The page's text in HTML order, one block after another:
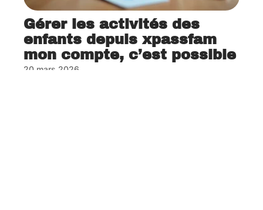
Gérer les activités des
enfants depuis xpassfam
mon compte, c’est possible
20 mars 2026